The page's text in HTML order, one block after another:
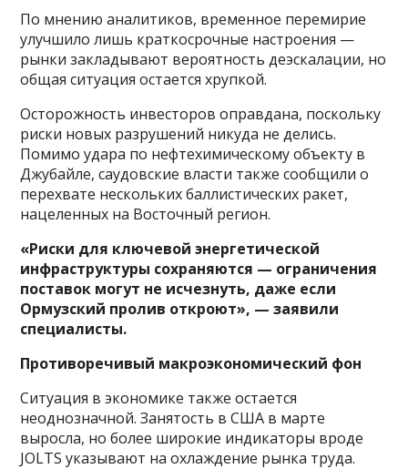
По мнению аналитиков, временное перемирие
улучшило лишь краткосрочные настроения —
рынки закладывают вероятность деэскалации, но
общая ситуация остается хрупкой.
Осторожность инвесторов оправдана, поскольку
риски новых разрушений никуда не делись.
Помимо удара по нефтехимическому объекту в
Джубайле, саудовские власти также сообщили о
перехвате нескольких баллистических ракет,
нацеленных на Восточный регион.
«Риски для ключевой энергетической
инфраструктуры сохраняются — ограничения
поставок могут не исчезнуть, даже если
Ормузский пролив откроют», — заявили
специалисты.
Противоречивый макроэкономический фон
Ситуация в экономике также остается
неоднозначной. Занятость в США в марте
выросла, но более широкие индикаторы вроде
JOLTS указывают на охлаждение рынка труда.